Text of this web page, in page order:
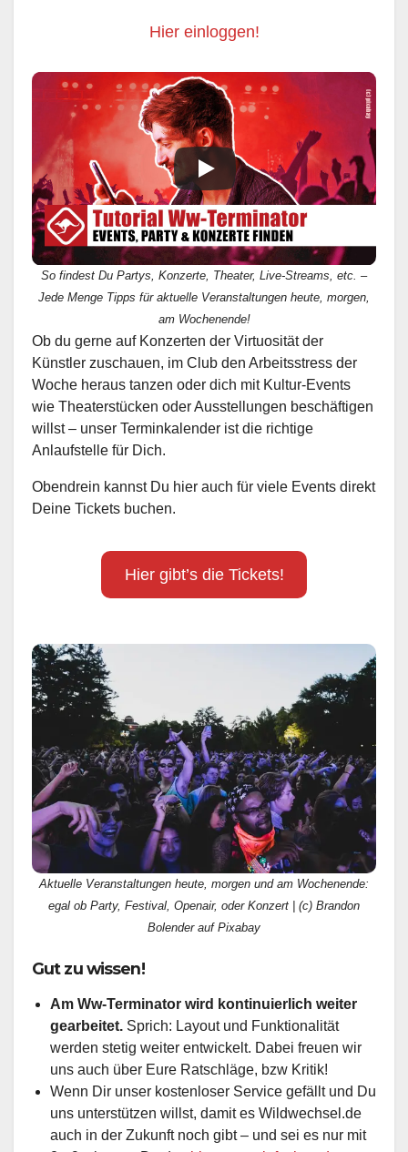
Hier einloggen!
So findest Du Partys, Konzerte, Theater, Live-Streams, etc. –
Jede Menge Tipps für aktuelle Veranstaltungen heute, morgen,
am Wochenende!
Ob du gerne auf Konzerten der Virtuosität der
Künstler zuschauen, im Club den Arbeitsstress der
Woche heraus tanzen oder dich mit Kultur-Events
wie Theaterstücken oder Ausstellungen beschäftigen
willst – unser Terminkalender ist die richtige
Anlaufstelle für Dich.
Obendrein kannst Du hier auch für viele Events direkt
Deine Tickets buchen.
Hier gibt’s die Tickets!
Aktuelle Veranstaltungen heute, morgen und am Wochenende:
egal ob Party, Festival, Openair, oder Konzert | (c) Brandon
Bolender auf Pixabay
Gut zu wissen!
Am Ww-Terminator wird kontinuierlich weiter
gearbeitet. Sprich: Layout und Funktionalität
werden stetig weiter entwickelt. Dabei freuen wir
uns auch über Eure Ratschläge, bzw Kritik!
Wenn Dir unser kostenloser Service gefällt und Du
uns unterstützen willst, damit es Wildwechsel.de
auch in der Zukunft noch gibt – und sei es nur mit